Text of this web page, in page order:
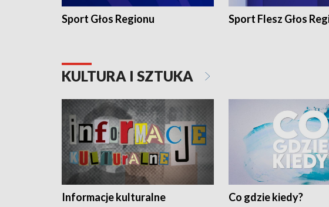
Sport Głos Regionu Sport Flesz Głos
KULTURA I SZTUKA
Informacje kulturalne Co gdzie kiedy?